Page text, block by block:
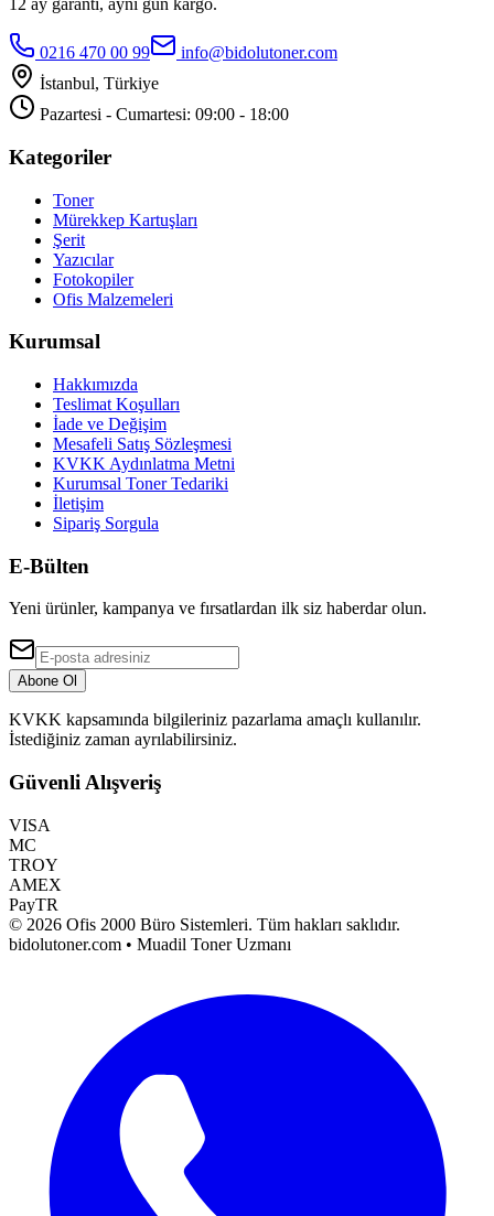
12 ay garanti, aynı gün kargo.
0216 470 00 99
info@bidolutoner.com
İstanbul, Türkiye
Pazartesi - Cumartesi: 09:00 - 18:00
Kategoriler
Toner
Mürekkep Kartuşları
Şerit
Yazıcılar
Fotokopiler
Ofis Malzemeleri
Kurumsal
Hakkımızda
Teslimat Koşulları
İade ve Değişim
Mesafeli Satış Sözleşmesi
KVKK Aydınlatma Metni
Kurumsal Toner Tedariki
İletişim
Sipariş Sorgula
E-Bülten
Yeni ürünler, kampanya ve fırsatlardan ilk siz haberdar olun.
Abone Ol
KVKK kapsamında bilgileriniz pazarlama amaçlı kullanılır.
İstediğiniz zaman ayrılabilirsiniz.
Güvenli Alışveriş
VISA
MC
TROY
AMEX
PayTR
© 2026 Ofis 2000 Büro Sistemleri. Tüm hakları saklıdır.
bidolutoner.com • Muadil Toner Uzmanı